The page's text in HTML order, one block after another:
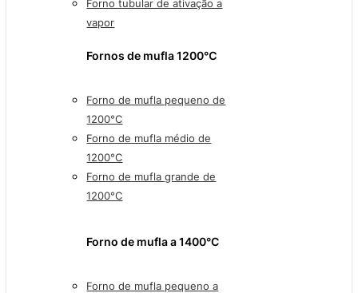
Forno tubular de ativação a
vapor
Fornos de mufla 1200℃
Forno de mufla pequeno de
1200°C
Forno de mufla médio de
1200°C
Forno de mufla grande de
1200°C
Forno de mufla a 1400°C
Forno de mufla pequeno a